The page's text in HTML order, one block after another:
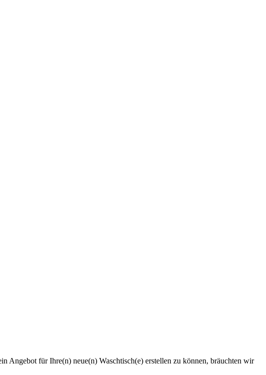
Angebot für Ihre(n) neue(n) Waschtisch(e) erstellen zu können, bräuchten wir